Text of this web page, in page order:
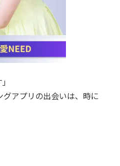
アプリの出会いは、時に